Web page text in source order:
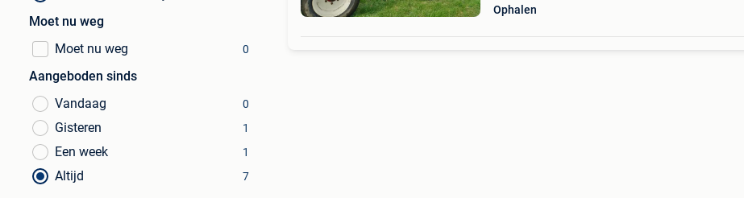
Moet nu weg
Moet nu weg
0
Aangeboden sinds
Vandaag
0
Gisteren 1
Een week 1
Altijd 7
Ophalen